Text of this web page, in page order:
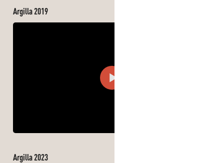
Argilla 2019
Argilla 2023